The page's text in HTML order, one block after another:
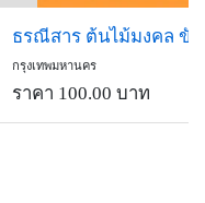
กรุงเทพมหานคร
ราคา 100.00 บาท